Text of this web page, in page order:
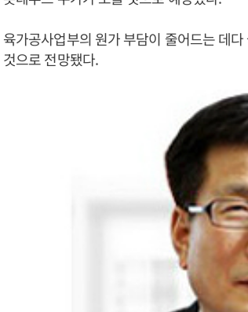
육가공사업부의 원가 부담이 줄어드는 데
것으로 전망됐다.